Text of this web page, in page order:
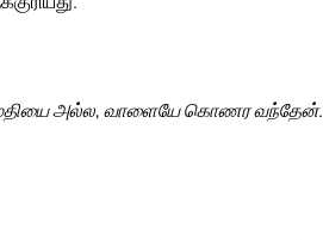
அல்ல, வாளையே கொணர வந்தேன்.